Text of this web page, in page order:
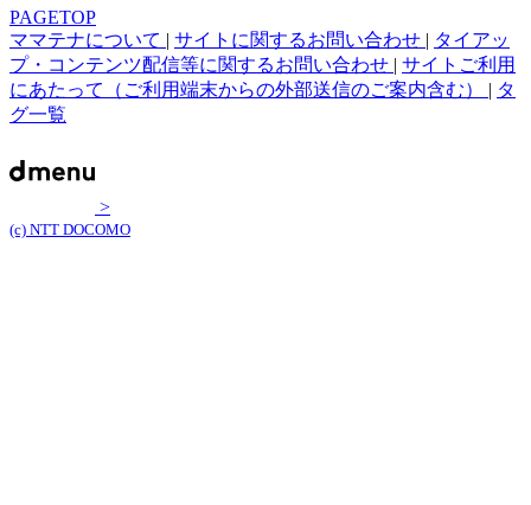
PAGETOP
ママテナについて | サイトに関するお問い合わせ | タイアッ
プ・コンテンツ配信等に関するお問い合わせ | サイトご利用
にあたって（ご利用端末からの外部送信のご案内含む） | タ
グ一覧
>
(c) NTT DOCOMO